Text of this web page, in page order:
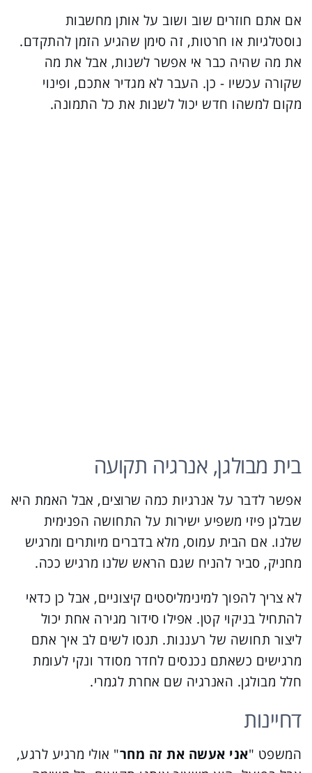
אם אתם חוזרים שוב ושוב על אותן מחשבות
נוסטלגיות או חרטות, זה סימן שהגיע הזמן להתקדם.
את מה שהיה כבר אי אפשר לשנות, אבל את מה
שקורה עכשיו - כן. העבר לא מגדיר אתכם, ופינוי
מקום למשהו חדש יכול לשנות את כל התמונה.
בית מבולגן, אנרגיה תקועה
אפשר לדבר על אנרגיות כמה שרוצים, אבל האמת היא
שבלגן פיזי משפיע ישירות על התחושה הפנימית
שלנו. אם הבית עמוס, מלא בדברים מיותרים ומרגיש
מחניק, סביר להניח שגם הראש שלנו מרגיש ככה.
לא צריך להפוך למינימליסטים קיצוניים, אבל כן כדאי
להתחיל בניקוי קטן. אפילו סידור מגירה אחת יכול
ליצור תחושה של רעננות. תנסו לשים לב איך אתם
מרגישים כשאתם נכנסים לחדר מסודר ונקי לעומת
חלל מבולגן. האנרגיה שם אחרת לגמרי.
דחיינות
המשפט "אני אעשה את זה מחר" אולי מרגיע לרגע,